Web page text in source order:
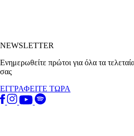
NEWSLETTER
Ενημερωθείτε πρώτοι για όλα τα
σας
ΕΓΓΡΑΦΕΙΤΕ ΤΩΡΑ